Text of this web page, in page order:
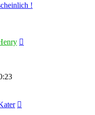
!